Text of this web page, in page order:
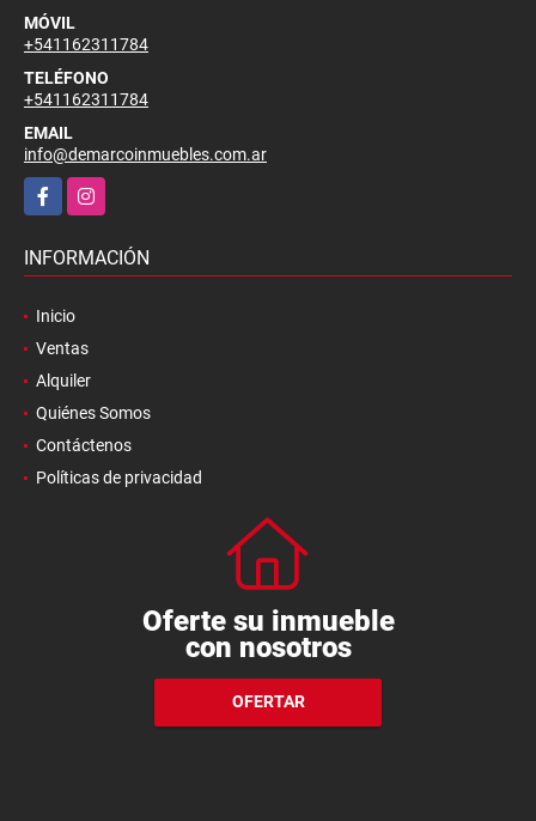
MÓVIL
+541162311784
TELÉFONO
+541162311784
EMAIL
info@demarcoinmuebles.com.ar
FacebookInstagram
INFORMACIÓN
Inicio
Ventas
Alquiler
Quiénes Somos
Contáctenos
Políticas de privacidad
Oferte su inmueble
con nosotros
OFERTAR